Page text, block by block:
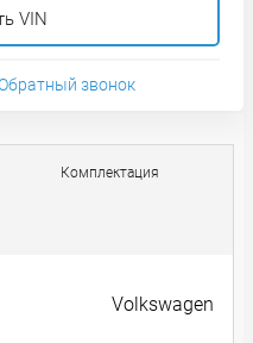
VIN
звонок
Комплектация
Volkswagen